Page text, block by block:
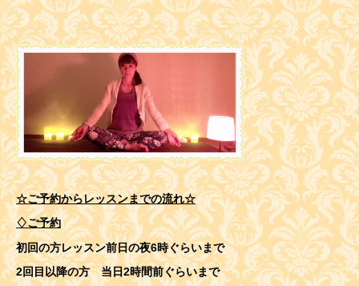
☆ご予約からレッスンまでの流れ☆
♢ご予約
初回の方レッスン前日の夜6時ぐらいまで
2回目以降の方 当日2時間前ぐらいまで